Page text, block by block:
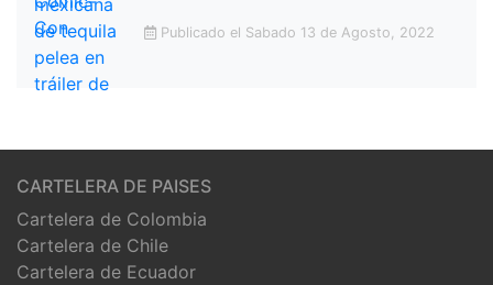
Publicado el Sabado 13 de Agosto, 2022
CARTELERA DE PAISES
Cartelera de Colombia
Cartelera de Chile
Cartelera de Ecuador